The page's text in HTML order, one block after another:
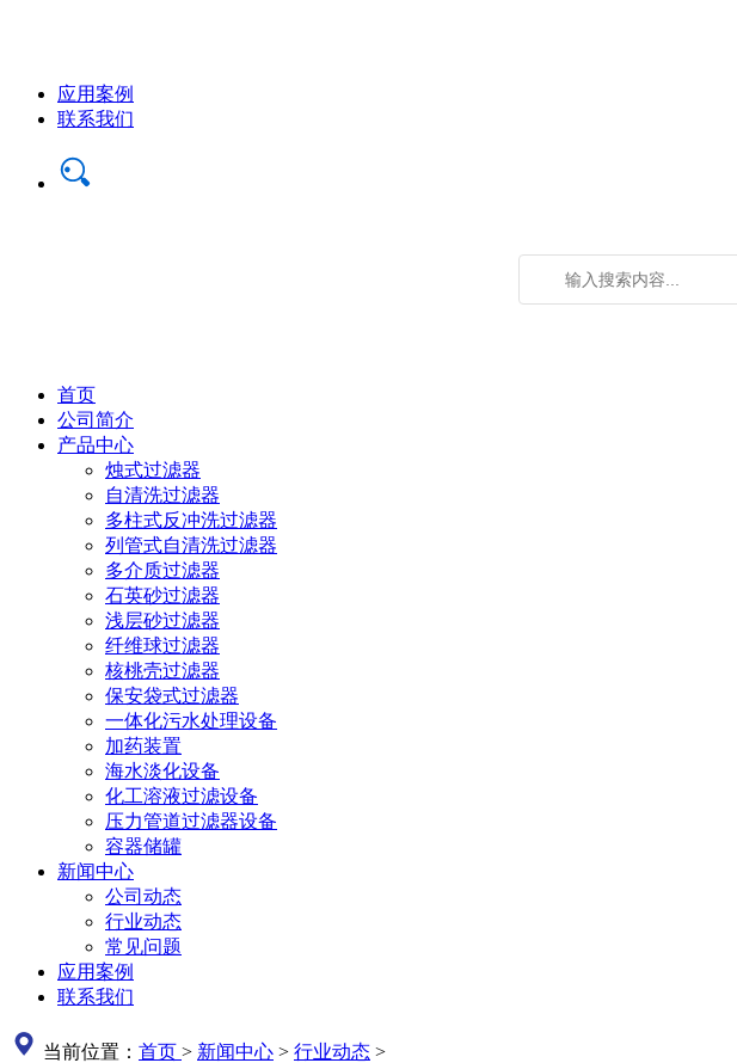
应用案例
联系我们
首页
公司简介
产品中心
烛式过滤器
自清洗过滤器
多柱式反冲洗过滤器
列管式自清洗过滤器
多介质过滤器
石英砂过滤器
浅层砂过滤器
纤维球过滤器
核桃壳过滤器
保安袋式过滤器
一体化污水处理设备
加药装置
海水淡化设备
化工溶液过滤设备
压力管道过滤器设备
容器储罐
新闻中心
公司动态
行业动态
常见问题
应用案例
联系我们
当前位置： 首页 > 新闻中心 > 行业动态 >